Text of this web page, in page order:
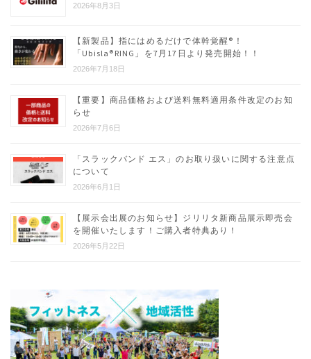
2026年8月3日
【新製品】指にはめるだけで体幹覚醒®︎！
「Ubisla®︎RING」を7月17日より発売開始！！
2026年7月18日
【重要】商品価格および送料無料適用条件改定のお知
らせ
2026年7月6日
「スラックバンド エス」のお取り扱いに関する注意点
について
2026年6月1日
【展示会出展のお知らせ】ジリリタ新商品展示即売会
を開催いたします！ご購入者特典あり！
2026年5月22日